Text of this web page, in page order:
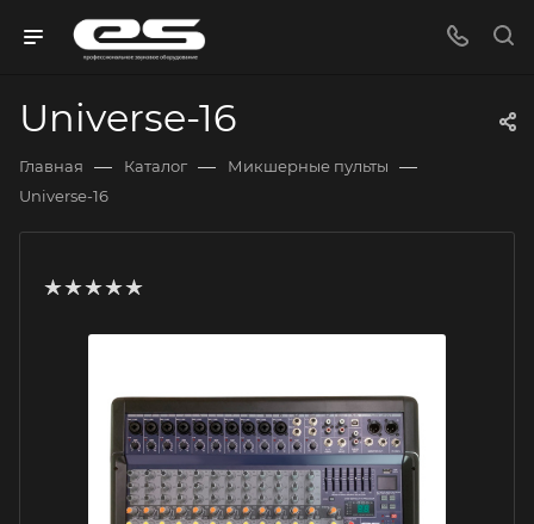
Universe-16
Главная — Каталог — Микшерные пульты —
Universe-16